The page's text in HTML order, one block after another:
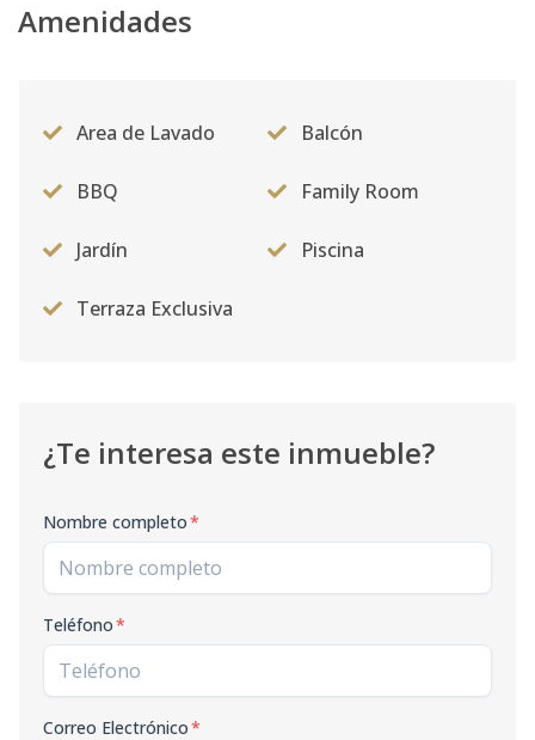
Amenidades
Area de Lavado Balcón
BBQ Family Room
Jardín Piscina
Terraza Exclusiva
¿Te interesa este inmueble?
Nombre completo*
Teléfono*
Correo Electrónico*